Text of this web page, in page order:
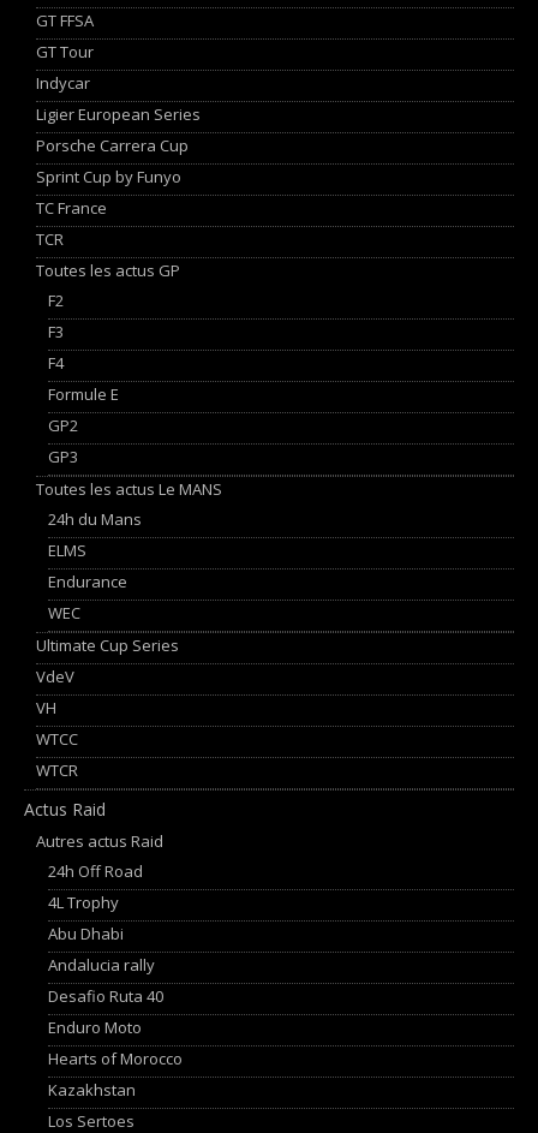
GT FFSA
GT Tour
Indycar
Ligier European Series
Porsche Carrera Cup
Sprint Cup by Funyo
TC France
TCR
Toutes les actus GP
F2
F3
F4
Formule E
GP2
GP3
Toutes les actus Le MANS
24h du Mans
ELMS
Endurance
WEC
Ultimate Cup Series
VdeV
VH
WTCC
WTCR
Actus Raid
Autres actus Raid
24h Off Road
4L Trophy
Abu Dhabi
Andalucia rally
Desafio Ruta 40
Enduro Moto
Hearts of Morocco
Kazakhstan
Los Sertoes